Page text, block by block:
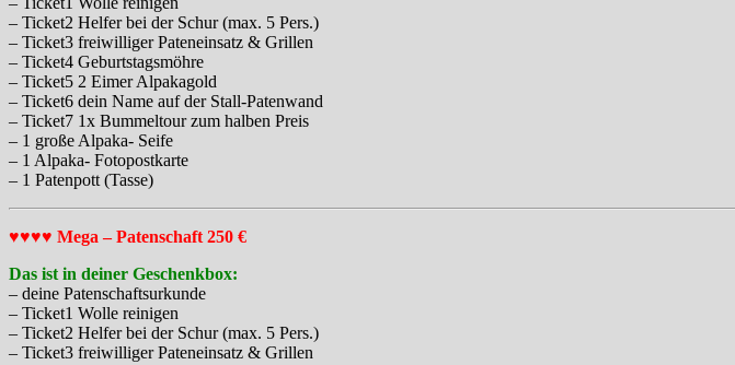
– Ticket2 Helfer bei der Schur (max. 5 Pers.)
– Ticket3 freiwilliger Pateneinsatz & Grillen
– Ticket4 Geburtstagsmöhre
– Ticket5 2 Eimer Alpakagold
– Ticket6 dein Name auf der Stall-Patenwand
– Ticket7 1x Bummeltour zum halben Preis
– 1 große Alpaka- Seife
– 1 Alpaka- Fotopostkarte
– 1 Patenpott (Tasse)
♥♥♥♥ Mega – Patenschaft 250 €
Das ist in deiner Geschenkbox:
– deine Patenschaftsurkunde
– Ticket1 Wolle reinigen
– Ticket2 Helfer bei der Schur (max. 5 Pers.)
– Ticket3 freiwilliger Pateneinsatz & Grillen